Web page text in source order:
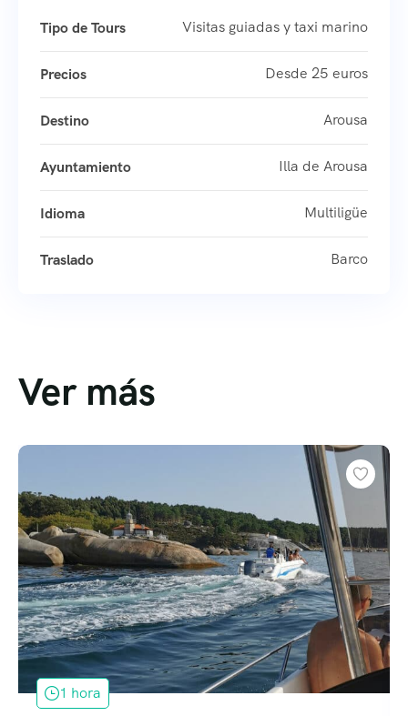
Tipo de Tours Visitas guiadas y taxi marino
Precios Desde 25 euros
Destino Arousa
Ayuntamiento Illa de Arousa
Idioma Multiligüe
Traslado Barco
Ver más
1 hora